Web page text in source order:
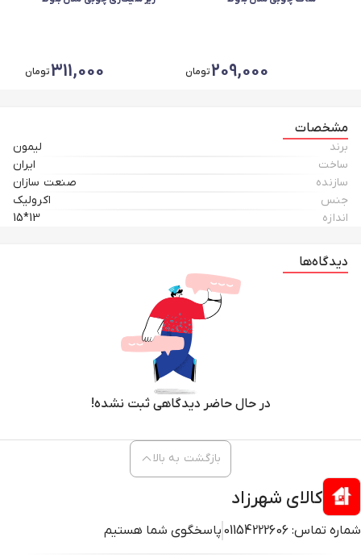
209,000تومان 311,000تومان
مشخصات
برند
لیمون
ساخت
ایران
سازنده
صنعت سازان
جنس
اکرولیک
اندازه
13*15
دیدگاه‌ها
در حال حاضر دیدگاهی ثبت نشده!
کالای شهرزاد
شماره تماس: 01154222606 پاسخگوی شما هستیم
بازگشت به بالا